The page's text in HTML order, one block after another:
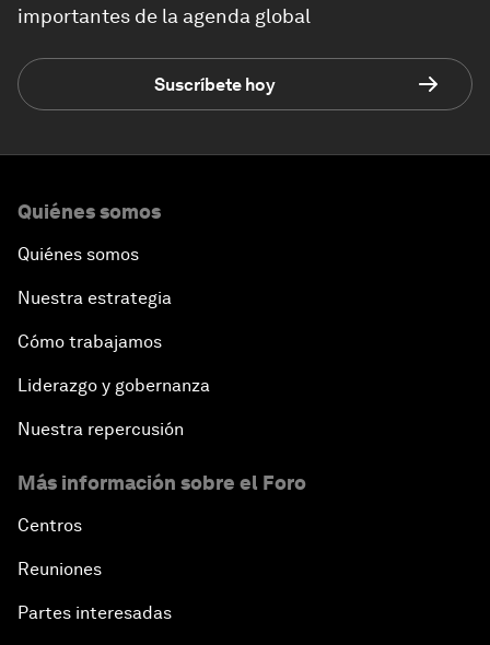
importantes de la agenda global
Suscríbete hoy
Quiénes somos
Quiénes somos
Nuestra estrategia
Cómo trabajamos
Liderazgo y gobernanza
Nuestra repercusión
Más información sobre el Foro
Centros
Reuniones
Partes interesadas